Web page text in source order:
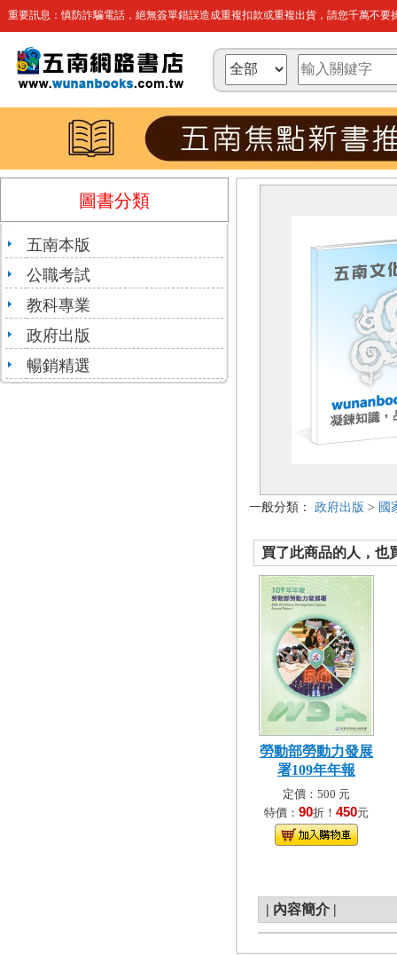
重要訊息：慎防詐騙電話，絕無簽單錯誤造成重複扣款或重複出貨，請您千萬不要
圖書分類
五南本版
公職考試
教科專業
政府出版
暢銷精選
一般分類： 政府出版 > 國
買了此商品的人，也
勞動部勞動力發展
署109年年報
定價：500 元
特價： 90折！ 450元
| 內容簡介 |